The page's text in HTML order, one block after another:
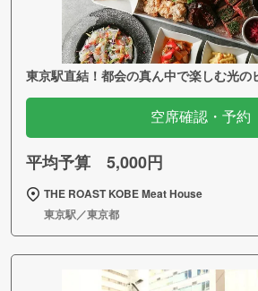
東京駅直結！都会の真ん中で楽しむ光の
空席確認・予約
平均予算 5,000円
THE ROAST KOBE Meat House
東京駅／東京都